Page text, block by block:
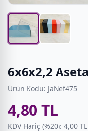
6x6x2,2
Ürün Kodu: JaNef475
4,80 TL
KDV Hariç (%20): 4,00 TL